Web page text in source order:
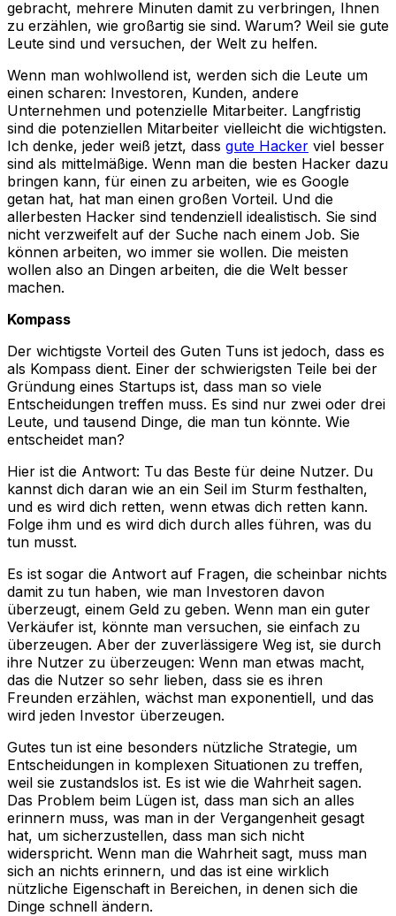
gebracht, mehrere Minuten damit zu verbringen, Ihnen
zu erzählen, wie großartig sie sind. Warum? Weil sie gute
Leute sind und versuchen, der Welt zu helfen.
Wenn man wohlwollend ist, werden sich die Leute um
einen scharen: Investoren, Kunden, andere
Unternehmen und potenzielle Mitarbeiter. Langfristig
sind die potenziellen Mitarbeiter vielleicht die wichtigsten.
Ich denke, jeder weiß jetzt, dass gute Hacker viel besser
sind als mittelmäßige. Wenn man die besten Hacker dazu
bringen kann, für einen zu arbeiten, wie es Google
getan hat, hat man einen großen Vorteil. Und die
allerbesten Hacker sind tendenziell idealistisch. Sie sind
nicht verzweifelt auf der Suche nach einem Job. Sie
können arbeiten, wo immer sie wollen. Die meisten
wollen also an Dingen arbeiten, die die Welt besser
machen.
Kompass
Der wichtigste Vorteil des Guten Tuns ist jedoch, dass es
als Kompass dient. Einer der schwierigsten Teile bei der
Gründung eines Startups ist, dass man so viele
Entscheidungen treffen muss. Es sind nur zwei oder drei
Leute, und tausend Dinge, die man tun könnte. Wie
entscheidet man?
Hier ist die Antwort: Tu das Beste für deine Nutzer. Du
kannst dich daran wie an ein Seil im Sturm festhalten,
und es wird dich retten, wenn etwas dich retten kann.
Folge ihm und es wird dich durch alles führen, was du
tun musst.
Es ist sogar die Antwort auf Fragen, die scheinbar nichts
damit zu tun haben, wie man Investoren davon
überzeugt, einem Geld zu geben. Wenn man ein guter
Verkäufer ist, könnte man versuchen, sie einfach zu
überzeugen. Aber der zuverlässigere Weg ist, sie durch
ihre Nutzer zu überzeugen: Wenn man etwas macht,
das die Nutzer so sehr lieben, dass sie es ihren
Freunden erzählen, wächst man exponentiell, und das
wird jeden Investor überzeugen.
Gutes tun ist eine besonders nützliche Strategie, um
Entscheidungen in komplexen Situationen zu treffen,
weil sie zustandslos ist. Es ist wie die Wahrheit sagen.
Das Problem beim Lügen ist, dass man sich an alles
erinnern muss, was man in der Vergangenheit gesagt
hat, um sicherzustellen, dass man sich nicht
widerspricht. Wenn man die Wahrheit sagt, muss man
sich an nichts erinnern, und das ist eine wirklich
nützliche Eigenschaft in Bereichen, in denen sich die
Dinge schnell ändern.